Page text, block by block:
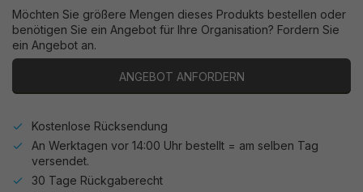
Möchten Sie größere Mengen dieses Produkts bestellen oder
benötigen Sie ein Angebot für Ihre Organisation? Fordern Sie
ein Angebot an.
ANGEBOT ANFORDERN
Kostenlose Rücksendung
An Werktagen vor 14:00 Uhr bestellt = am selben Tag
versendet.
30 Tage Rückgaberecht